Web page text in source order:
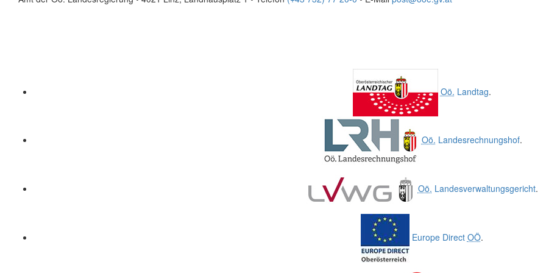
Oö. Landtag.
Oö. Landesrechnungshof.
Oö. Landesverwaltungsgericht.
Europe Direct OÖ.